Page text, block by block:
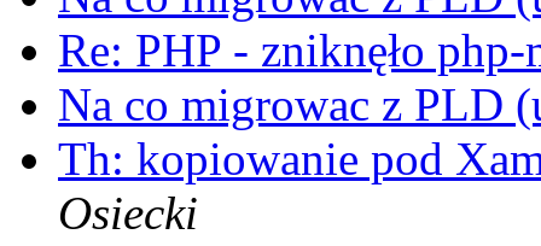
Re: PHP - zniknęło
Na co migrowac z PLD
Th: kopiowanie pod
Osiecki